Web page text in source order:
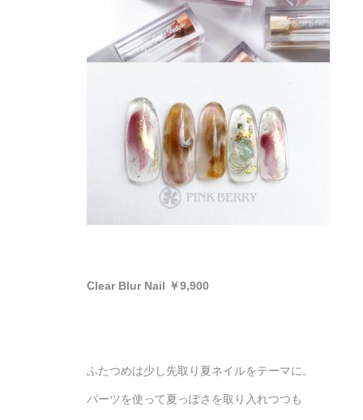
Clear Blur Nail ￥9,900
ふたつめは少し先取り夏ネイルをテーマに。
パーツを使って夏っぽさを取り入れつつも